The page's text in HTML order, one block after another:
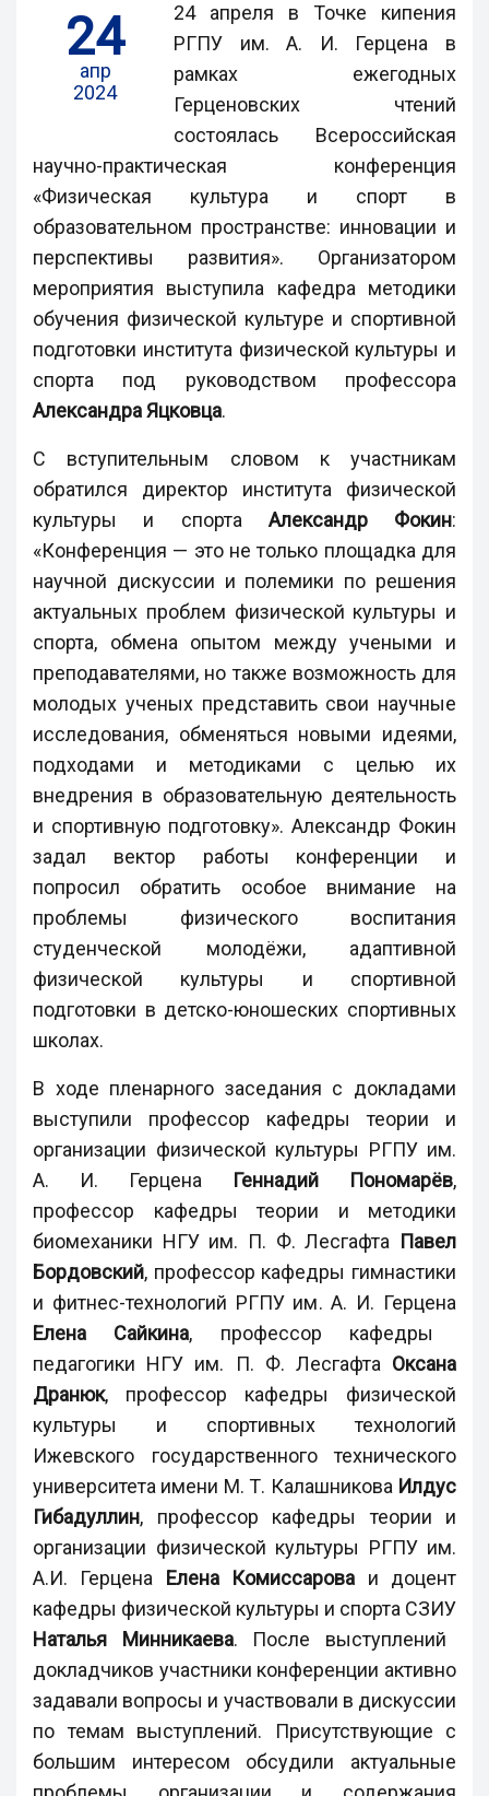
24
апр
2024
24 апреля в Точке кипения
РГПУ им. А. И. Герцена в
рамках ежегодных
Герценовских чтений
состоялась Всероссийская
научно-практическая конференция
«Физическая культура и спорт в
образовательном пространстве: инновации и
перспективы развития». Организатором
мероприятия выступила кафедра методики
обучения физической культуре и спортивной
подготовки института физической культуры и
спорта под руководством профессора
Александра Яцковца.
С вступительным словом к участникам
обратился директор института физической
культуры и спорта Александр Фокин:
«Конференция — это не только площадка для
научной дискуссии и полемики по решения
актуальных проблем физической культуры и
спорта, обмена опытом между учеными и
преподавателями, но также возможность для
молодых ученых представить свои научные
исследования, обменяться новыми идеями,
подходами и методиками с целью их
внедрения в образовательную деятельность
и спортивную подготовку». Александр Фокин
задал вектор работы конференции и
попросил обратить особое внимание на
проблемы физического воспитания
студенческой молодёжи, адаптивной
физической культуры и спортивной
подготовки в детско-юношеских спортивных
школах.
В ходе пленарного заседания с докладами
выступили профессор кафедры теории и
организации физической культуры РГПУ им.
А. И. Герцена Геннадий Пономарёв,
профессор кафедры теории и методики
биомеханики НГУ им. П. Ф. Лесгафта Павел
Бордовский, профессор кафедры гимнастики
и фитнес-технологий РГПУ им. А. И. Герцена
Елена Сайкина, профессор кафедры
педагогики НГУ им. П. Ф. Лесгафта Оксана
Дранюк, профессор кафедры физической
культуры и спортивных технологий
Ижевского государственного технического
университета имени М. Т. Калашникова Илдус
Гибадуллин, профессор кафедры теории и
организации физической культуры РГПУ им.
А.И. Герцена Елена Комиссарова и доцент
кафедры физической культуры и спорта СЗИУ
Наталья Минникаева. После выступлений
докладчиков участники конференции активно
задавали вопросы и участвовали в дискуссии
по темам выступлений. Присутствующие с
большим интересом обсудили актуальные